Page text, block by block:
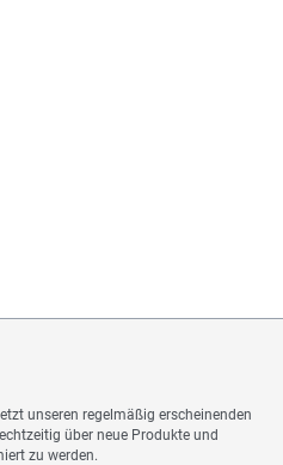
unseren regelmäßig erscheinenden
über neue Produkte und
zu werden.